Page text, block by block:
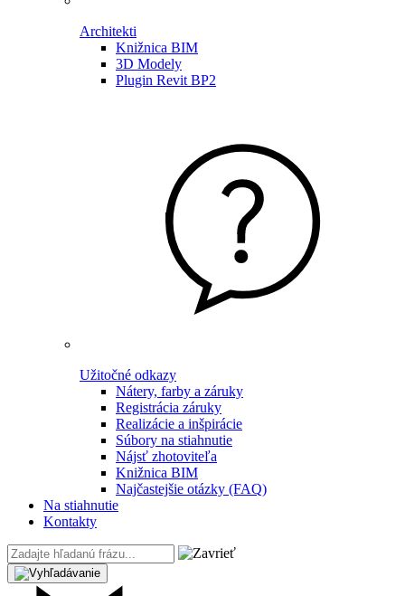
Architekti
Knižnica BIM
3D Modely
Plugin Revit BP2
Užitočné odkazy
Nátery, farby a záruky
Registrácia záruky
Realizácie a inšpirácie
Súbory na stiahnutie
Nájsť zhotoviteľa
Knižnica BIM
Najčastejšie otázky (FAQ)
Na stiahnutie
Kontakty